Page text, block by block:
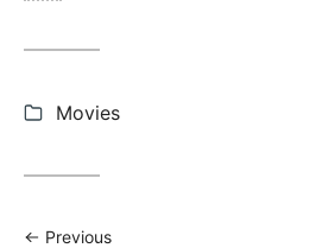
Categories:
Movies
Previous